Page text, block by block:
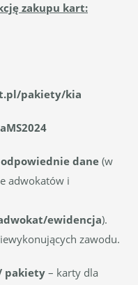
zakupu kart:
pakiety/kia
dane (w
adwokatów i
ewidencja).
zawodu.
pakiety – karty dla